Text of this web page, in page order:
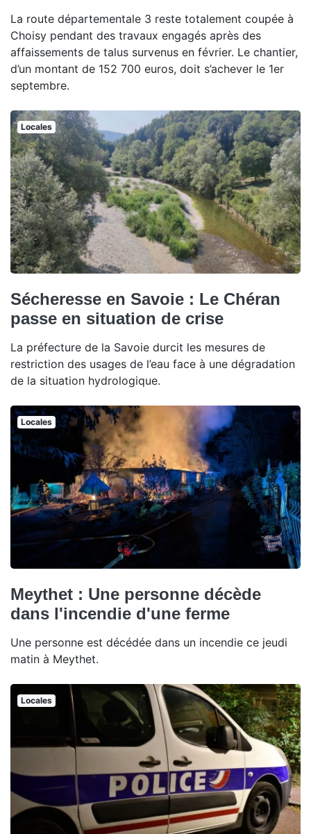
La route départementale 3 reste totalement coupée à
Choisy pendant des travaux engagés après des
affaissements de talus survenus en février. Le chantier,
d’un montant de 152 700 euros, doit s’achever le 1er
septembre.
Locales
Sécheresse en Savoie : Le Chéran
passe en situation de crise
La préfecture de la Savoie durcit les mesures de
restriction des usages de l’eau face à une dégradation
de la situation hydrologique.
Locales
Meythet : Une personne décède
dans l'incendie d'une ferme
Une personne est décédée dans un incendie ce jeudi
matin à Meythet.
Locales